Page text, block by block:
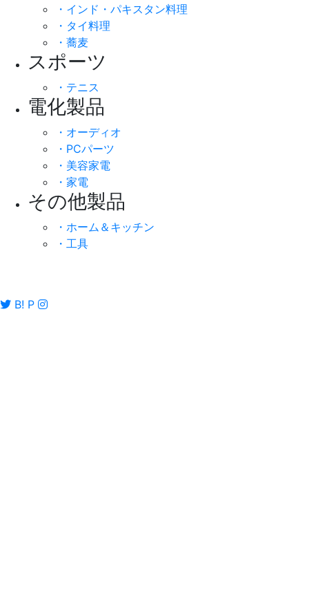
・インド・パキスタン料理
・タイ料理
・蕎麦
スポーツ
・テニス
電化製品
・オーディオ
・PCパーツ
・美容家電
・家電
その他製品
・ホーム＆キッチン
・工具
B! P